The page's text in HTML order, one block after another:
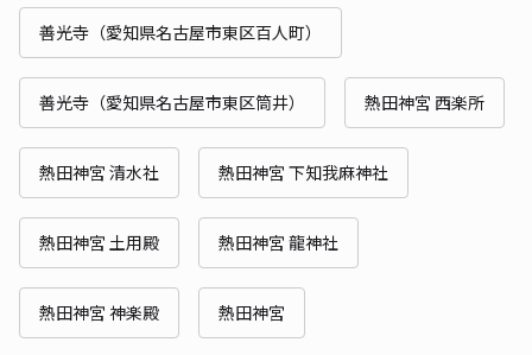
善光寺（愛知県名古屋市東区百人町）
善光寺（愛知県名古屋市東区筒井） 熱田神宮 西楽所
熱田神宮 清水社 熱田神宮 下知我麻神社
熱田神宮 土用殿 熱田神宮 龍神社
熱田神宮 神楽殿 熱田神宮